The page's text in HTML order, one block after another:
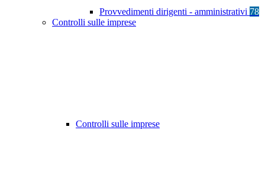
Provvedimenti dirigenti - amministrativi 78
Controlli sulle imprese
Controlli sulle imprese